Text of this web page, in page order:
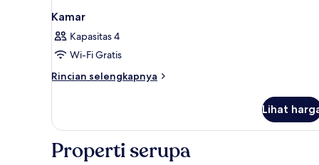
Kamar
Kapasitas 4
Wi-Fi Gratis
Rincian selengkapnya
Rincian
Kamar
Lihat
Properti serupa